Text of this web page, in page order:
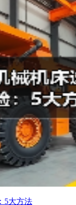
5大方法